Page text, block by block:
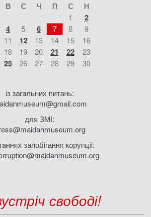
В С Ч П С Н
1 2
4 5 6 7 8
9
11 12 13 14 15
16
18 19 20 21 22
23
25 26 27 28 29
30
із загальних питань:
для ЗМІ:
запобігання корупції:
свободі!